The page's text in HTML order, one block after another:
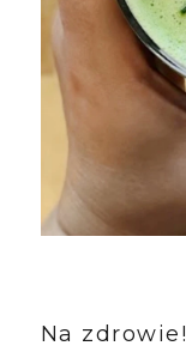
Na zdrowie!